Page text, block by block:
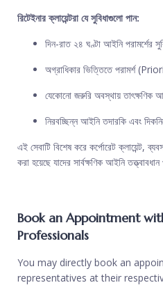
রিটেইনার ক্লায়েন্টরা যে সুবিধাগুলো পান:
দিন-রাত ২৪ ঘণ্টা আইনি পরামর্শের
অগ্রাধিকার ভিত্তিতে পরামর্শ
যেকোনো জরুরি অবস্থায় তাৎক্ষণিক
নিরবচ্ছিন্ন আইনি তদারকি এবং
এই সেবাটি বিশেষ করে কর্পোরেট ক্লায়েন্ট,
করা হয়েছে যাদের সার্বক্ষণিক আইনি
Book an Appointment
Professionals
You may directly book an
representatives at their